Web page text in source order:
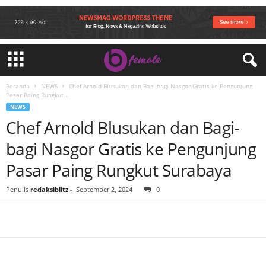
Beranda NEWS
Chef Arnold Blusukan dan Bagi-bagi Nasgor Gratis ke Pengunjung
Pasar Paing Rungkut...
NEWS
Chef Arnold Blusukan dan Bagi-
bagi Nasgor Gratis ke Pengunjung
Pasar Paing Rungkut Surabaya
Penulis redaksiblitz - September 2, 2024 0